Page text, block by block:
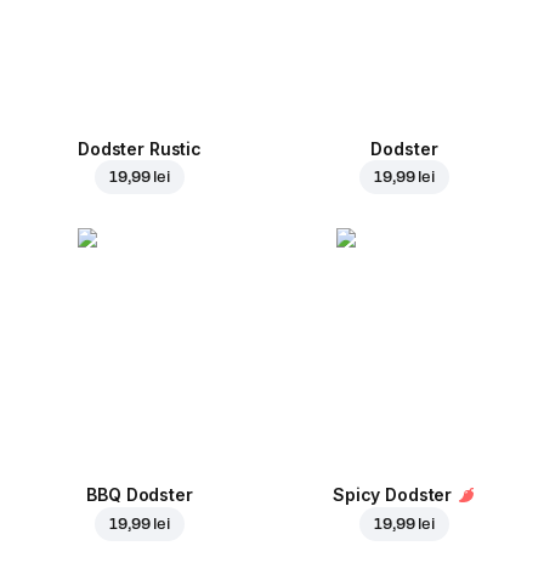
Dodster Rustic
19,99 lei
Dodster
19,99 lei
BBQ Dodster
19,99 lei
Spicy Dodster
19,99 lei